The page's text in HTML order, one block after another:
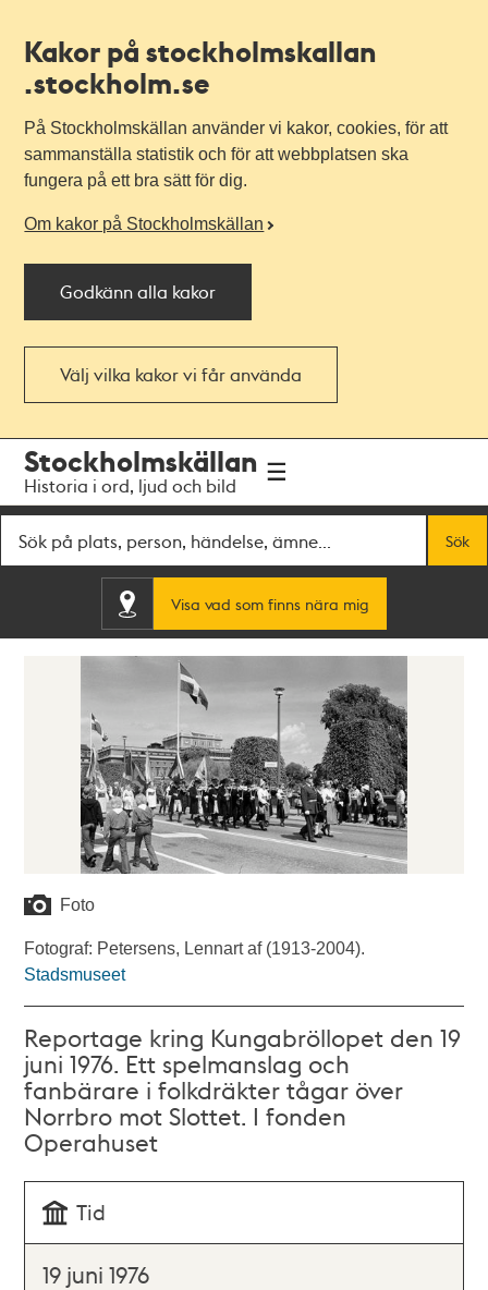
Kakor på stockholmskallan
.stockholm.se
På Stockholmskällan använder vi kakor, cookies, för att
sammanställa statistik och för att webbplatsen ska
fungera på ett bra sätt för dig.
Om kakor på Stockholmskällan
Godkänn alla kakor
Välj vilka kakor vi får använda
navigationen
huvudinnehållet
Stockholmskällan
Historia i ord, ljud och bild
Sök
Visa vad som finns nära mig
Foto
Fotograf: Petersens, Lennart af (1913-2004).
Stadsmuseet
Reportage kring Kungabröllopet den 19
juni 1976. Ett spelmanslag och
fanbärare i folkdräkter tågar över
Norrbro mot Slottet. I fonden
Operahuset
Tid
19 juni 1976